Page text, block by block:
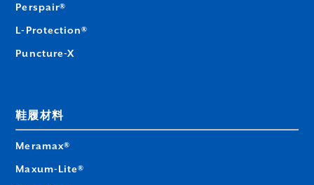
Perspair®
L-Protection®
Puncture-X
鞋履材料
Meramax®
Maxum-Lite®